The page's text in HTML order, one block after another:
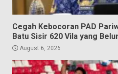
Cegah Kebocoran PAD
Batu Sisir 620 Vila yang
August 6, 2026